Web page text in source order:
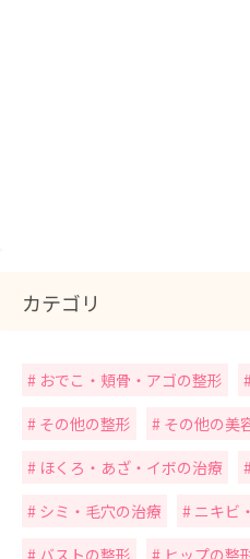
カテゴリ
おでこ・頬骨・アゴの整形
その他の整形
その他の美
ほくろ・あざ・イボの治療
シミ・毛穴の治療
ニキビ
バストの整形
ヒップの整